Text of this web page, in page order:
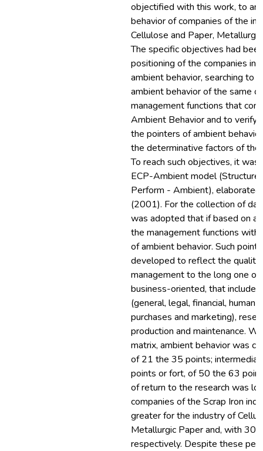
objectified with this work, to
behavior of companies of the
Cellulose and Paper,
The specific objectives had
positioning of the companies in
ambient behavior, searching to
ambient behavior of the same
management functions that
Ambient Behavior and to verify
the pointers of ambient
the determinative factors of the
To reach such objectives, it was
ECP-Ambient model (Structure
Perform - Ambient),
(2001). For the collection of
was adopted that if based on a
the management functions
of ambient behavior. Such
developed to reflect the
management to the long one
business-oriented, that
(general, legal, financial, human
purchases and marketing),
production and maintenance.
matrix, ambient behavior was
of 21 the 35 points;
points or fort, of 50 the 63
of return to the research was
companies of the Scrap Iron
greater for the industry of
Metallurgic Paper and, with
respectively. Despite these